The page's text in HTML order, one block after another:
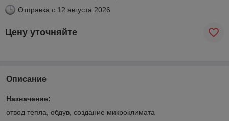
Отправка с 12 августа 2026
Цену уточняйте
Описание
Назначение:
отвод тепла, обдув, создание микроклимата